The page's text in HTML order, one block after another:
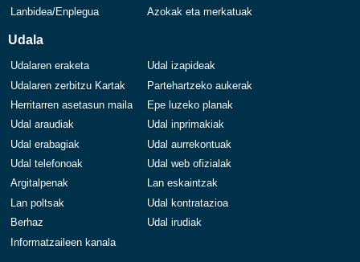
Lanbidea/Enplegua
Azokak eta merkatuak
Udala
Udalaren eraketa
Udal izapideak
Udalaren zerbitzu Kartak
Partehartzeko aukerak
Herritarren asetasun maila
Epe luzeko planak
Udal araudiak
Udal inprimakiak
Udal erabagiak
Udal aurrekontuak
Udal telefonoak
Udal web ofizialak
Argitalpenak
Lan eskaintzak
Lan poltsak
Udal kontratazioa
Berhaz
Udal irudiak
Informatzaileen kanala